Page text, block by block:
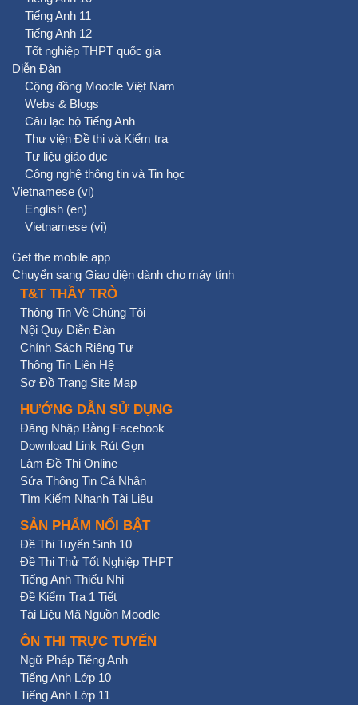
Tiếng Anh 11
Tiếng Anh 12
Tốt nghiệp THPT quốc gia
Diễn Đàn
Cộng đồng Moodle Việt Nam
Webs & Blogs
Câu lạc bộ Tiếng Anh
Thư viện Đề thi và Kiểm tra
Tư liệu giáo dục
Công nghệ thông tin và Tin học
Vietnamese ‎(vi)‎
English ‎(en)‎
Vietnamese ‎(vi)‎
Get the mobile app
Chuyển sang Giao diện dành cho máy tính
T&T THẦY TRÒ
Thông Tin Về Chúng Tôi
Nội Quy Diễn Đàn
Chính Sách Riêng Tư
Thông Tin Liên Hệ
Sơ Đồ Trang Site Map
HƯỚNG DẪN SỬ DỤNG
Đăng Nhập Bằng Facebook
Download Link Rút Gọn
Làm Đề Thi Online
Sửa Thông Tin Cá Nhân
Tìm Kiếm Nhanh Tài Liệu
SẢN PHẨM NỔI BẬT
Đề Thi Tuyển Sinh 10
Đề Thi Thử Tốt Nghiệp THPT
Tiếng Anh Thiếu Nhi
Đề Kiểm Tra 1 Tiết
Tài Liệu Mã Nguồn Moodle
ÔN THI TRỰC TUYẾN
Ngữ Pháp Tiếng Anh
Tiếng Anh Lớp 10
Tiếng Anh Lớp 11